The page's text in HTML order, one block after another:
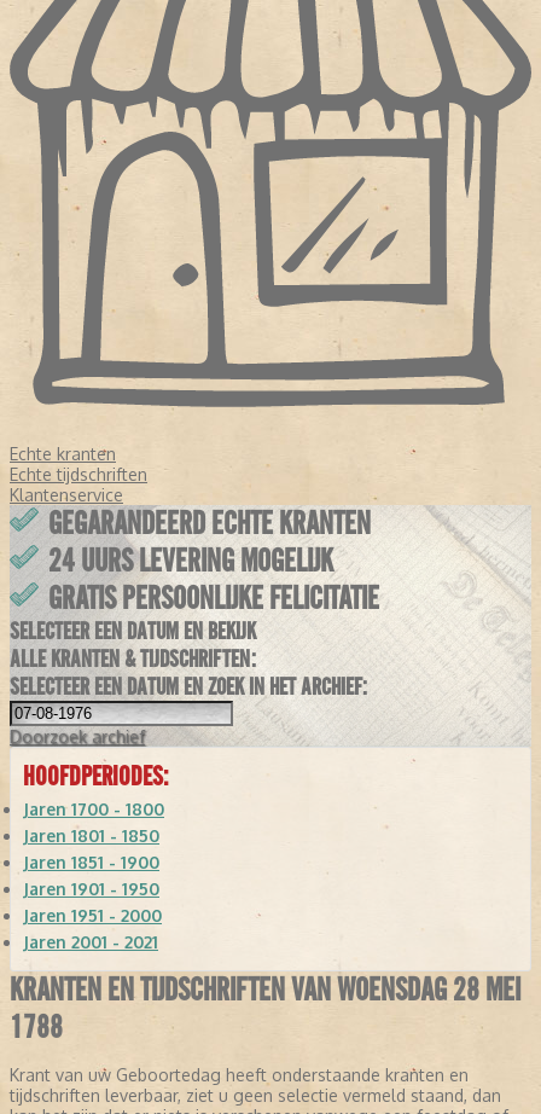
Echte kranten
Echte tijdschriften
Klantenservice
GEGARANDEERD ECHTE KRANTEN
24 UURS LEVERING MOGELIJK
GRATIS PERSOONLIJKE FELICITATIE
SELECTEER EEN DATUM EN BEKIJK
ALLE KRANTEN & TIJDSCHRIFTEN:
SELECTEER EEN DATUM EN ZOEK IN HET ARCHIEF:
Doorzoek archief
HOOFDPERIODES:
Jaren 1700 - 1800
Jaren 1801 - 1850
Jaren 1851 - 1900
Jaren 1901 - 1950
Jaren 1951 - 2000
Jaren 2001 - 2021
KRANTEN EN TIJDSCHRIFTEN VAN WOENSDAG 28 MEI
1788
Krant van uw Geboortedag heeft onderstaande kranten en
tijdschriften leverbaar, ziet u geen selectie vermeld staand, dan